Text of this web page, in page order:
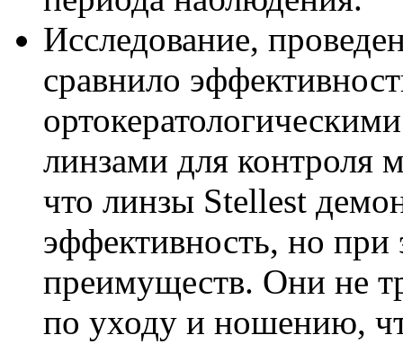
Исследование,
сравнило
линзами для контроля
что линзы Stellest
эффективность, но
преимуществ. Они не
по уходу и ношению,